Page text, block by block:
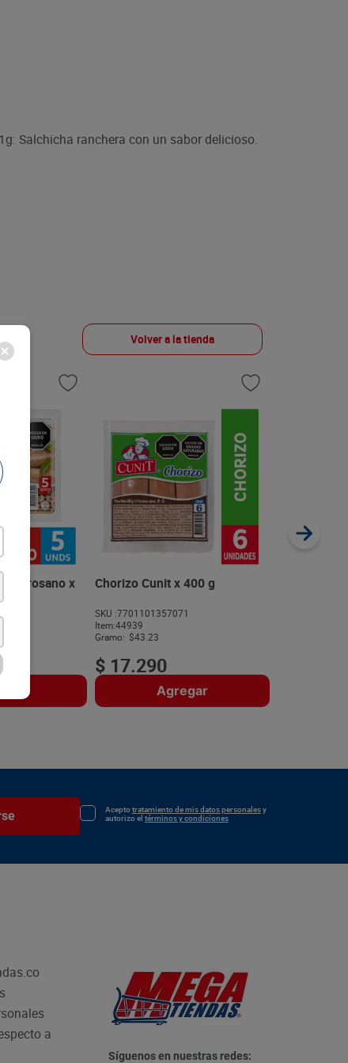
Salchicha ranchera con un sabor delicioso.
Volver a la tienda
x
Chorizo Cunit x 400 g
SKU :7701101357071
Item:44939
Gramo: $43.23
$ 17.290
Agregar
:59779
Aceptotratamiento de mis datos personalesy
autorizo el términos y condiciones
a
Síguenos en nuestras redes: